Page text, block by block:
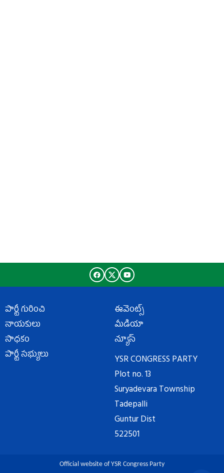
పార్టీ గురించి
నాయకులు
సాధకం
పార్టీ సభ్యులు
ఈవెంట్స్
మీడియా
న్యూస్
YSR CONGRESS PARTY
Plot no. 13
Suryadevara Township
Tadepalli
Guntur Dist
522501
Official website of YSR Congress Party